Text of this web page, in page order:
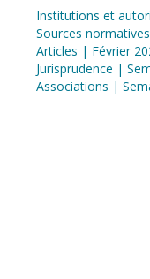
Institutions et
Sources
Articles | Février
Jurisprudence |
Associations |